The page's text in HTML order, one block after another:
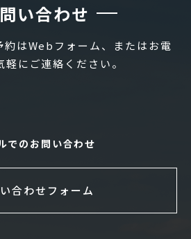
い合わせ
約はWebフォーム、またはお電
にご連絡ください。
でのお問い合わせ
合わせフォーム